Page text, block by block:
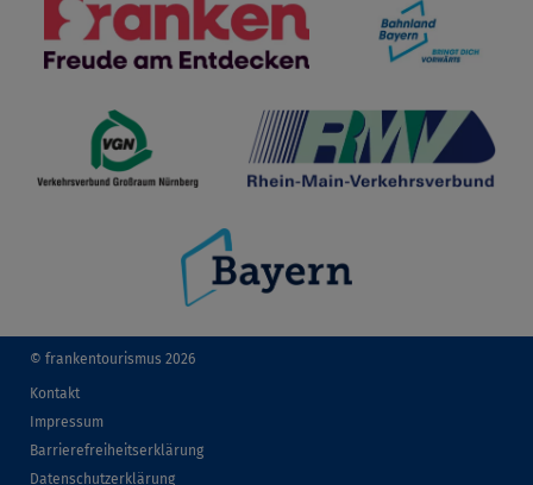
© frankentourismus 2026
Kontakt
Impressum
Barrierefreiheitserklärung
Datenschutzerklärung